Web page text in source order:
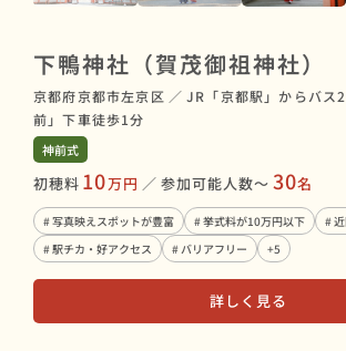
下鴨神社（賀茂御祖神社）
京都府京都市左京区 ／ JR「京都駅」からバス
前」下車徒歩1分
神前式
初穂料 10万円 ／ 参加可能人数〜 30名
# 写真映えスポットが豊富 # 挙式料が10万円以下
#
# 駅チカ・好アクセス
# バリアフリー +5
詳しく見る